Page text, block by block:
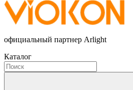
официальный партнер Arlight
Каталог